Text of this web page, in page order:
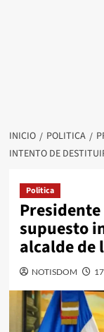
INICIO POLITICA
INTENTO DE
Politica
supuesto
alcalde de
NOTISDOM